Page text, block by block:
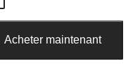
Acheter maintenant